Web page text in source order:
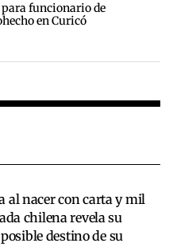
funcionario de
en Curicó
al nacer con carta y mil
chilena revela su
destino de su